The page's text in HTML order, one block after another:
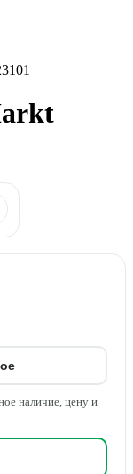
наличие, цену и